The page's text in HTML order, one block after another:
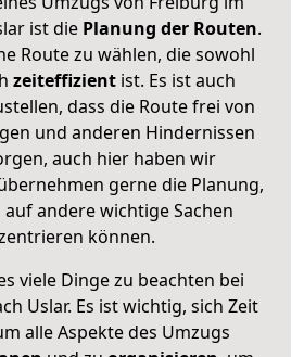
ist die Planung der Routen.
Route zu wählen, die sowohl
zeiteffizientist. Es ist auch
dass die Route frei von
und anderen Hindernissen
auch hier haben wir
gerne die Planung,
auf andere wichtige Sachen
können.
viele Dinge zu beachten bei
Uslar. Es ist wichtig, sich Zeit
alle Aspekte des Umzugs